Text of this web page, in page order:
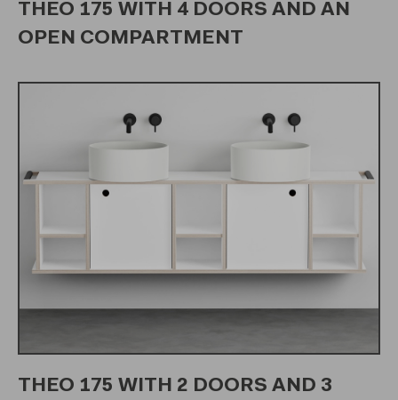
THEO 175 WITH 4 DOORS AND AN
OPEN COMPARTMENT
THEO 175 WITH 2 DOORS AND 3